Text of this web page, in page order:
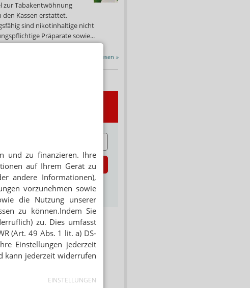
und zu finanzieren. Ihre
auf Ihrem Gerät zu
andere Informationen),
vorzunehmen sowie
die Nutzung unserer
zu können.Indem Sie
zu. Dies umfasst
(Art. 49 Abs. 1 lit. a) DS-
Einstellungen jederzeit
kann jederzeit widerrufen
EINSTELLUNGEN
zur Tabakentwöhnung
den Kassen erstattet.
sind nikotinhaltige nicht
Präparate sowie...
Alle Porträts lesen »
Jetzt abonnieren
Hinweis zum Newsletter &
Datenschutz